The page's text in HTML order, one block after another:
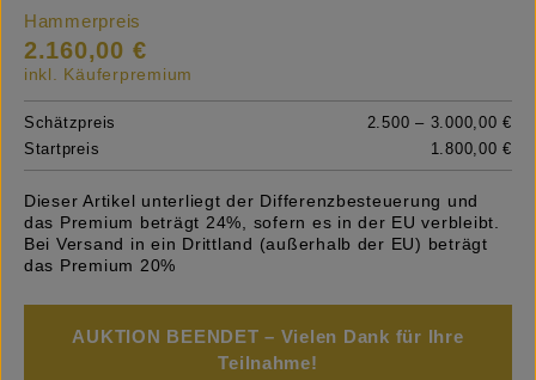
Hammerpreis
2.160,00 €
inkl. Käuferpremium
Schätzpreis
2.500 – 3.000,00 €
Startpreis
1.800,00 €
Dieser Artikel unterliegt der Differenzbesteuerung und
das Premium beträgt 24%, sofern es in der EU verbleibt.
Bei Versand in ein Drittland (außerhalb der EU) beträgt
das Premium 20%
AUKTION BEENDET – Vielen Dank für Ihre
Teilnahme!